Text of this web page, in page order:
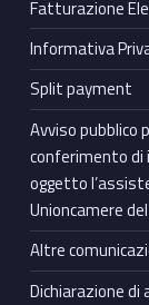
Fatturazione
Informativa
Split payment
Avviso pubblico
conferimento di
oggetto
Unioncamere
Altre
Dichiarazione di